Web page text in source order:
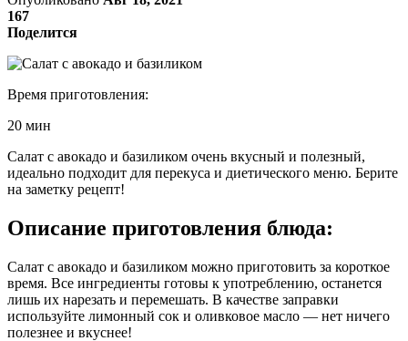
167
Поделится
Время приготовления:
20 мин
Салат с авокадо и базиликом очень вкусный и полезный,
идеально подходит для перекуса и диетического меню. Берите
на заметку рецепт!
Описание приготовления блюда:
Салат с авокадо и базиликом можно приготовить за короткое
время. Все ингредиенты готовы к употреблению, останется
лишь их нарезать и перемешать. В качестве заправки
используйте лимонный сок и оливковое масло — нет ничего
полезнее и вкуснее!